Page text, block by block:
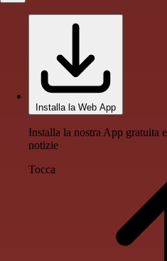
Installa la Web App
Installa la nostra App gratuita
notizie
Tocca